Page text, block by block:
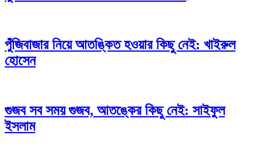
পুঁজিবাজার নিয়ে আতঙ্কিত হওয়ার কিছু নেই: খাইরুল
হোসেন
গুজব সব সময় গুজব, আতঙ্কের কিছু নেই: সাইফুল
ইসলাম